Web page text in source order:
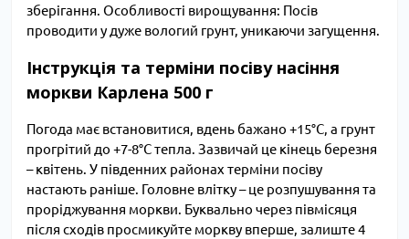
зберігання. Особливості вирощування: Посів
проводити у дуже вологий грунт, уникаючи загущення.
Інструкція та терміни посіву насіння
моркви Карлена 500 г
Погода має встановитися, вдень бажано +15°С, а грунт
прогрітий до +7-8°С тепла. Зазвичай це кінець березня
– квітень. У південних районах терміни посіву
настають раніше. Головне влітку – це розпушування та
проріджування моркви. Буквально через півмісяця
після сходів просмикуйте моркву вперше, залиште 4